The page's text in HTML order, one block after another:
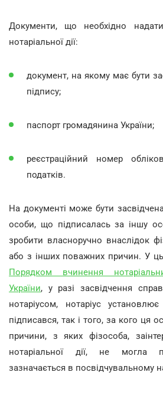
Документи, що необхідно
нотаріальної дії:
документ, на якому має бути
підпису;
паспорт громадянина України;
реєстраційний номер
податків.
На документі може бути
особи, що підписалась за іншу
зробити власноручно внаслідок
або з інших поважних причин. У
Порядком вчинення
України, у разі засвідчення
нотаріусом, нотаріус
підписався, так і того, за кого ця
причини, з яких фізособа,
нотаріальної дії, не могла
зазначається в посвідчувальному